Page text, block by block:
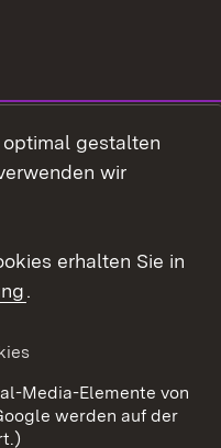
optimal gestalten
wir
erhalten Sie in
.
Media-Elemente von
werden auf der